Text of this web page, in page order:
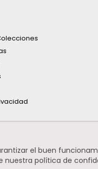
el buen
nuestra política de